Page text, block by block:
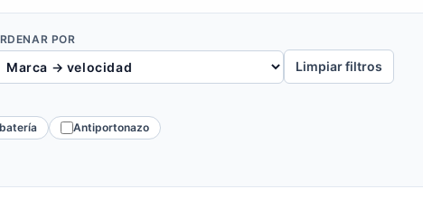
POR
Limpiar filtros
Antiportonazo